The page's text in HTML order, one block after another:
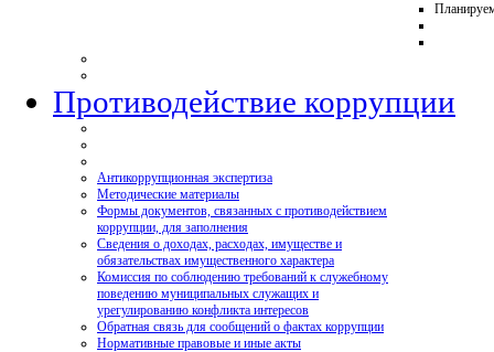
Противодействие коррупции
Антикоррупционная экспертиза
Методические материалы
Формы документов, связанных с противодействием
коррупции, для заполнения
Сведения о доходах, расходах, имуществе и
обязательствах имущественного характера
Комиссия по соблюдению требований к служебному
поведению муниципальных служащих и
урегулированию конфликта интересов
Обратная связь для сообщений о фактах коррупции
Нормативные правовые и иные акты